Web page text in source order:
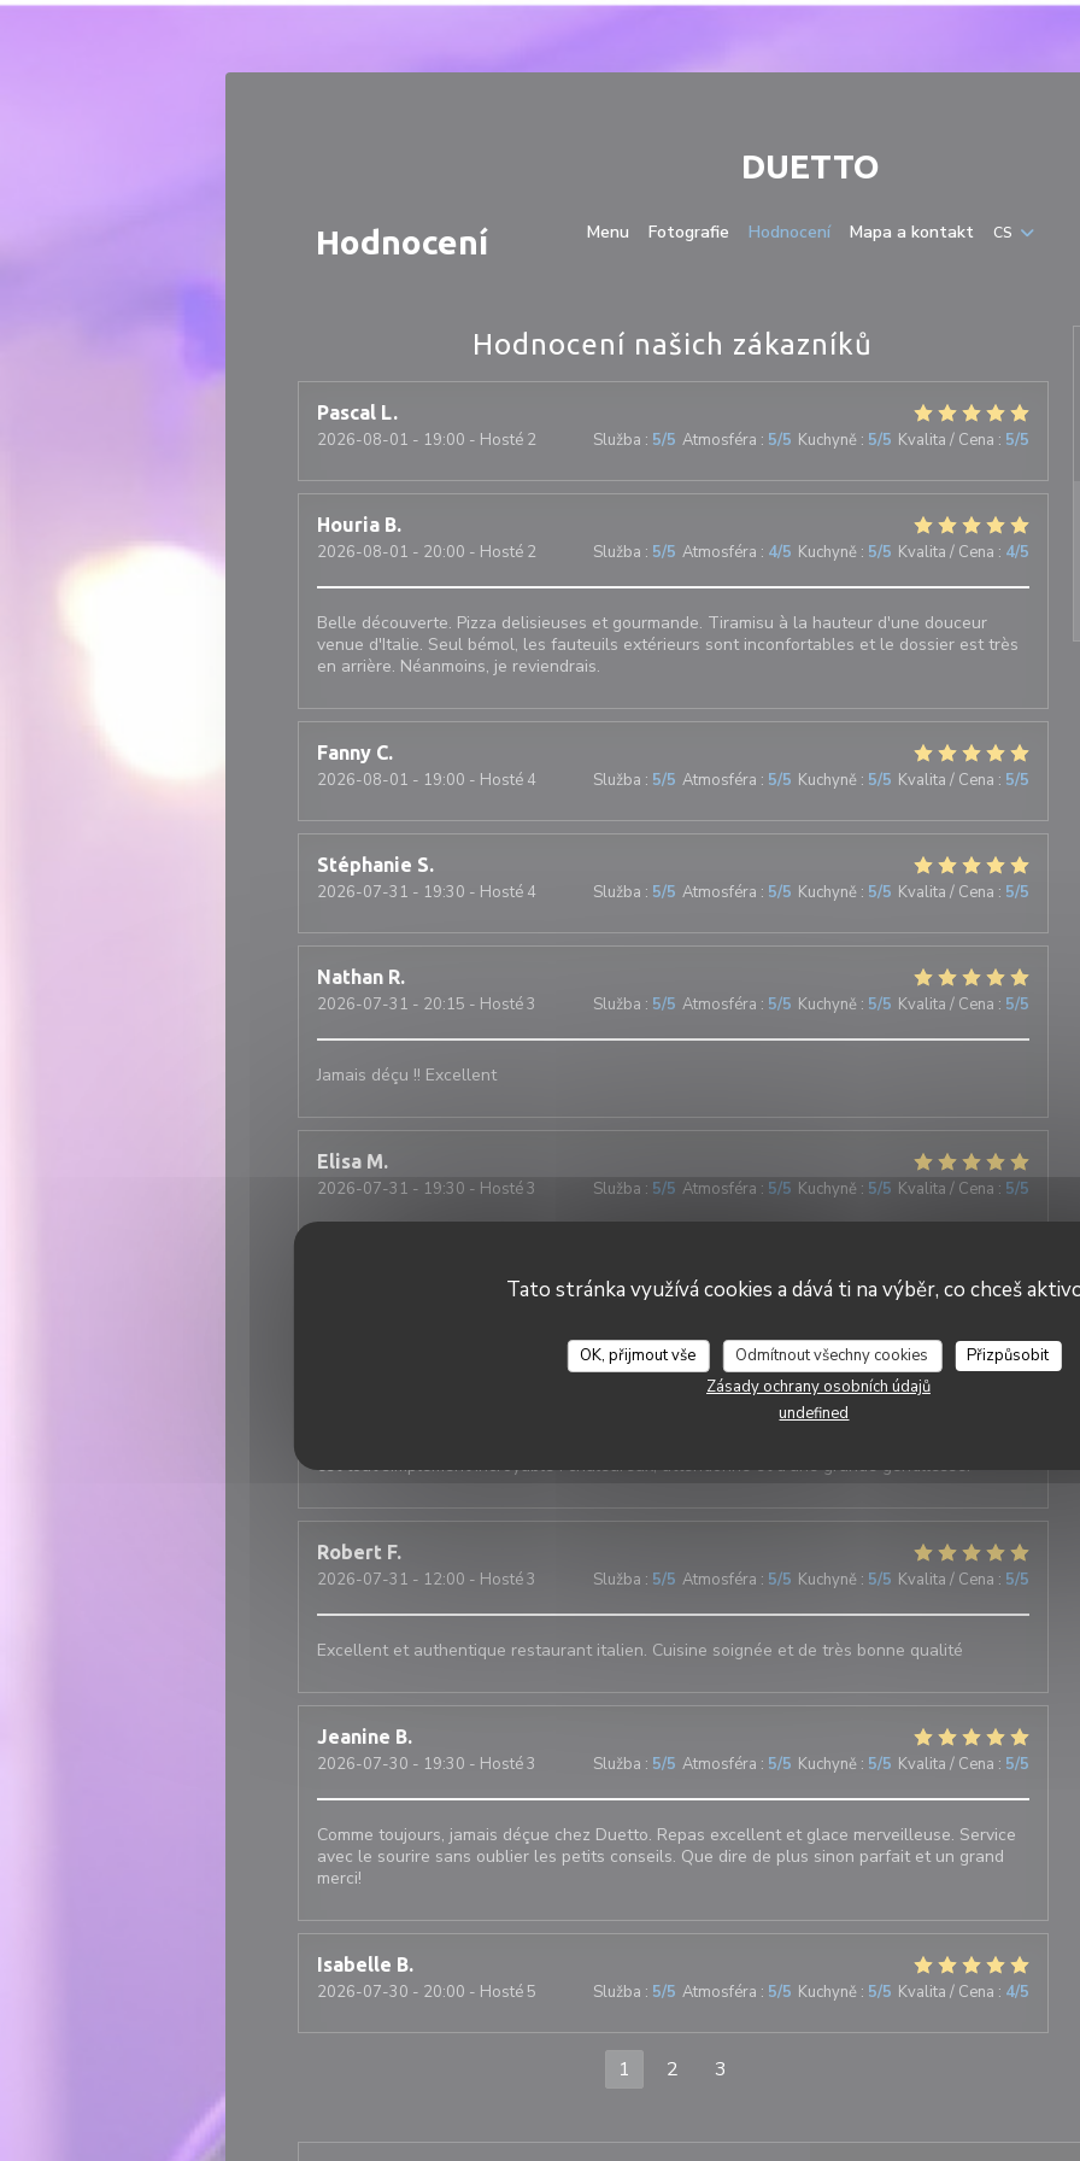
Panel pro správu cookies
Tato stránka využívá cookies a dává ti na výběr, co chceš
OK, přijmout vše Odmítnout všechny cookies
Přizpůsobit
Zásady ochrany osobních údajů
undefined
DUETTO
Menu Fotografie Hodnocení Mapa a kontakt CS
Hodnocení
Hodnocení našich zákazníků
Pascal L
2026-08-01 - 19:00 - Hosté 2 Služba : 5/5 Atmosféra : 5/5 Kuchyně: 5/5 Kvalita / Cena : 5/5
Houria B
2026-08-01 - 20:00 - Hosté 2 Služba : 5/5 Atmosféra : 4/5 Kuchyně: 5/5 Kvalita / Cena : 4/5
Belle découverte. Pizza delisieuses et gourmande. Tiramisu à la hauteur d'une douceur
venue d'Italie. Seul bémol, les fauteuils extérieurs sont inconfortables et le dossier est très
en arrière. Néanmoins, je reviendrais.
Fanny C
2026-08-01 - 19:00 - Hosté 4 Služba : 5/5 Atmosféra : 5/5 Kuchyně: 5/5 Kvalita / Cena : 5/5
Stéphanie S
2026-07-31 - 19:30 - Hosté 4 Služba : 5/5 Atmosféra : 5/5 Kuchyně: 5/5 Kvalita / Cena : 5/5
Nathan R
2026-07-31 - 20:15 - Hosté 3 Služba : 5/5 Atmosféra : 5/5 Kuchyně: 5/5 Kvalita / Cena : 5/5
Jamais déçu !! Excellent
Elisa M
2026-07-31 - 19:30 - Hosté 3 Služba : 5/5 Atmosféra : 5/5 Kuchyně : 5/5 Kvalita / Cena : 5/5
Služba:5/5 Atmosféra:5/5 Kuchyně:5/5 Kvalita / Cena:5/5
est tout simplement incroyable : chaleureux, attentionné et d’une grande gentillesse.
Robert F
2026-07-31 - 12:00 - Hosté 3 Služba : 5/5 Atmosféra : 5/5 Kuchyně: 5/5 Kvalita / Cena : 5/5
Excellent et authentique restaurant italien. Cuisine soignée et de très bonne qualité
Jeanine B
2026-07-30 - 19:30 - Hosté 3 Služba : 5/5 Atmosféra : 5/5 Kuchyně: 5/5 Kvalita / Cena : 5/5
Comme toujours, jamais déçue chez Duetto. Repas excellent et glace merveilleuse. Service
avec le sourire sans oublier les petits conseils. Que dire de plus sinon parfait et un grand
merci!
Isabelle B
2026-07-30 - 20:00 - Hosté 5 Služba : 5/5 Atmosféra : 5/5 Kuchyně: 5/5 Kvalita / Cena : 4/5
1 2 3
DUETTO